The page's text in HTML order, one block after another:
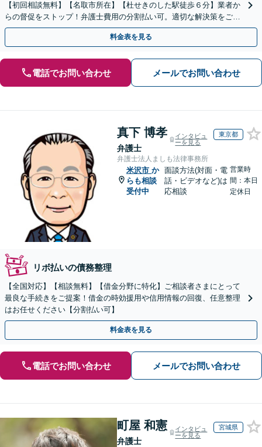
【初回相談無料】【名取市所在】【杜せきのした駅徒歩６分】業者か
らの督促をストップ！弁護士費用の分割払い可。適切な解決策をご提
案します【土曜相談可】【駐車場完備】【完全個室】
料金表を見る
電話でお問い合わせ メールでお問い合わせ
真下 博孝
弁護士
インタビュ
ーを見る
東京都
弁護士法人ましも法律事務所
米沢市 か
らも相談
受付中
面談方法(対面・電
話・ビデオなど)は
応相談
営業時
間：本日
定休日
リボ払いの債務整理
【全国対応】【相談無料】【借金分野に特化】ご相談者さまにとって
最良な手続きをご提案！借金の時効援用や信用情報の回復、任意整理
はお任せください【分割払い可】
料金表を見る
電話でお問い合わせ メールでお問い合わせ
町屋 和憲
弁護士
インタビュ
ーを見る
宮城県